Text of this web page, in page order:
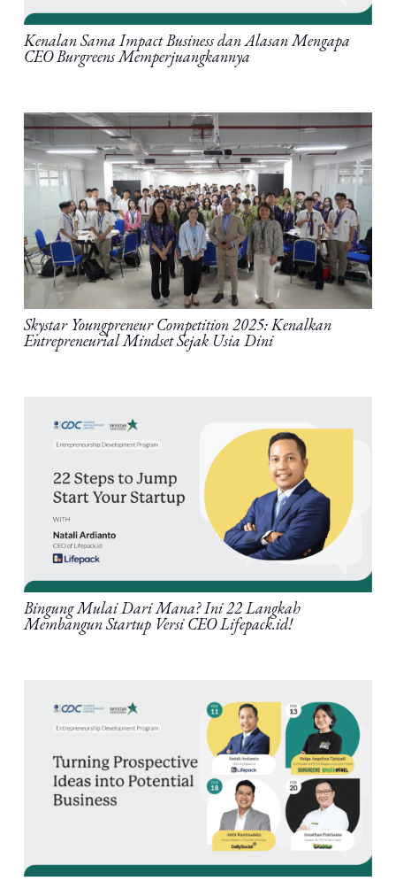
Kenalan Sama Impact Business dan Alasan Mengapa
CEO Burgreens Memperjuangkannya
Skystar Youngpreneur Competition 2025: Kenalkan
Entrepreneurial Mindset Sejak Usia Dini
Bingung Mulai Dari Mana? Ini 22 Langkah
Membangun Startup Versi CEO Lifepack.id!